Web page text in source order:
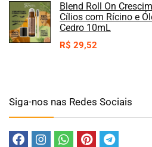
Blend Roll On
Cílios com Rícino e
Cedro 10mL
R$ 29,52
Siga-nos nas Redes Sociais